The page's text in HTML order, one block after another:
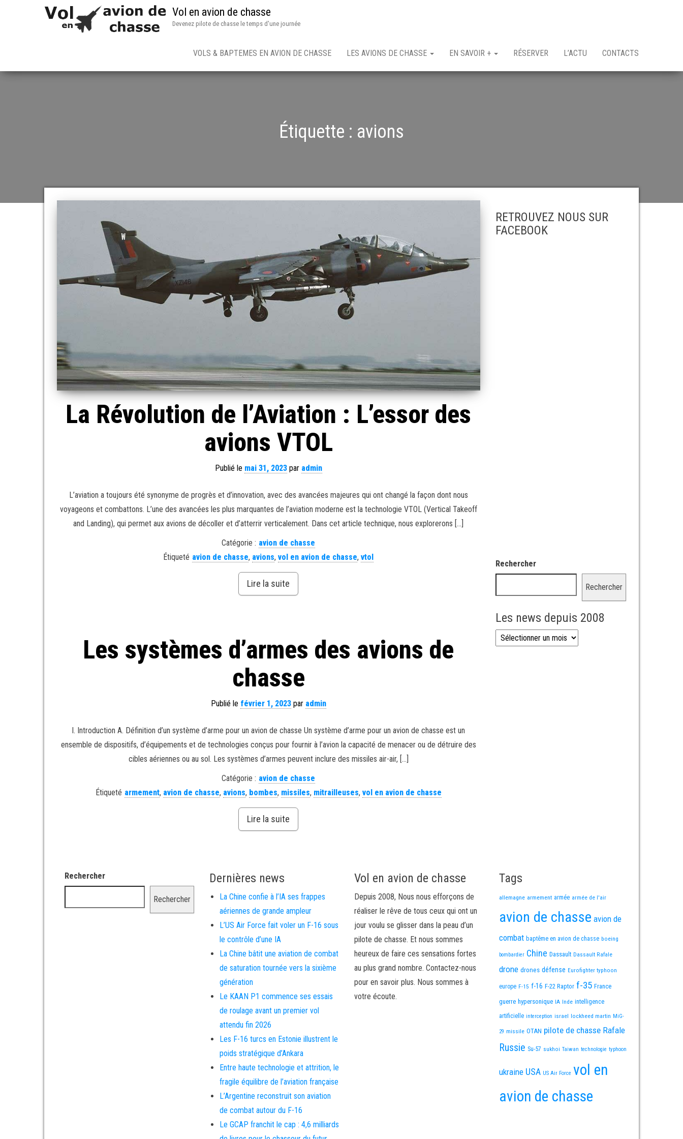
Vol en avion de chasse
Devenez pilote de chasse le temps d'une journée
VOLS & BAPTEMES EN AVION DE CHASSE LES AVIONS DE CHASSE EN SAVOIR + RÉSERVER L’ACTU CONTACTS
Étiquette : avions
La Révolution de l’Aviation : L’essor des
avions VTOL
Publié le mai 31, 2023par admin
L’aviation a toujours été synonyme de progrès et d’innovation, avec des avancées majeures qui ont changé la façon dont nous
voyageons et combattons. L’une des avancées les plus marquantes de l’aviation moderne est la technologie VTOL (Vertical Takeoff
and Landing), qui permet aux avions de décoller et d’atterrir verticalement. Dans cet article technique, nous explorerons […]
Catégorie : avion de chasse
Étiqueté avion de chasse, avions,vol en avion de chasse,vtol
Lire la suite
Les systèmes d’armes des avions de
chasse
Publié le février 1, 2023par admin
I. Introduction A. Définition d’un système d’arme pour un avion de chasse Un système d’arme pour un avion de chasse est un
ensemble de dispositifs, d’équipements et de technologies conçus pour fournir à l’avion la capacité de menacer ou de détruire des
cibles aériennes ou au sol. Les systèmes d’armes peuvent inclure des missiles air-air, […]
Catégorie : avion de chasse
Étiqueté armement, avion de chasse, avions, bombes, missiles, mitrailleuses, vol en avion de chasse
Lire la suite
RETROUVEZ NOUS SUR
FACEBOOK
Rechercher
Rechercher
Les news depuis 2008
Les news depuis 2008
Rechercher
Rechercher
Dernières news
La Chine confie à l’IA ses frappes
aériennes de grande ampleur
L’US Air Force fait voler un F-16 sous
le contrôle d’une IA
La Chine bâtit une aviation de combat
de saturation tournée vers la sixième
génération
Le KAAN P1 commence ses essais
de roulage avant un premier vol
attendu fin 2026
Les F-16 turcs en Estonie illustrent le
poids stratégique d’Ankara
Entre haute technologie et attrition, le
fragile équilibre de l’aviation française
L’Argentine reconstruit son aviation
de combat autour du F-16
Le GCAP franchit le cap : 4,6 milliards
Vol en avion de chasse
Depuis 2008, Nous nous efforçons de
réaliser le rêve de tous ceux qui ont un
jour voulu se glisser dans la peau d’un
pilote de chasse. Et nous sommes
heureux de faire ces sensations fortes
au plus grand nombre. Contactez-nous
pour en savoir plus. Nous sommes à
votre écoute.
Tags
allemagne armement armée armée de l'air
avion de chasse avion de
combat baptême en avion de chasse boeing
bombardier Chine Dassault Dassault Rafale
drone drones défense Eurofighter typhoon
europe F-15 f-16 F-22 Raptor f-35 France
guerre hypersonique IA Inde intelligence
artificielle interception israel lockheed martin MiG-
29 missile OTAN pilote de chasse Rafale
Russie Su-57 sukhoi Taiwan technologie typhoon
ukraine USA US Air Force vol en
avion de chasse